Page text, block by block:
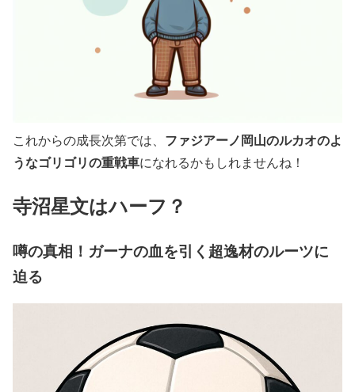
これからの成長次第では、 ファジアーノ岡山のルカオのよ
うなゴリゴリの重戦車になれるかもしれませんね！
寺沼星文はハーフ？
噂の真相！ガーナの血を引く超逸材のルーツに
迫る